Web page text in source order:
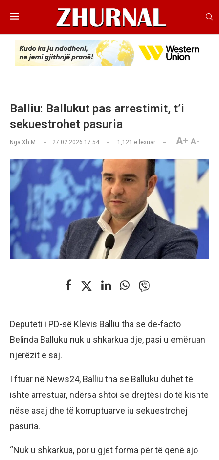
Balliu: Ballukut pas arrestimit, t’i
sekuestrohet pasuria
Nga Xh M 27.02.2026 17:54 1,121 e lexuar A+ A-
Deputeti i PD-së Klevis Balliu tha se de-facto
Belinda Balluku nuk u shkarkua dje, pasi u emëruan
njerëzit e saj.
I ftuar në News24, Balliu tha se Balluku duhet të
ishte arrestuar, ndërsa shtoi se drejtësi do të kishte
nëse asaj dhe të korruptuarve iu sekuestrohej
pasuria.
“Nuk u shkarkua, por u gjet forma për të qenë ajo